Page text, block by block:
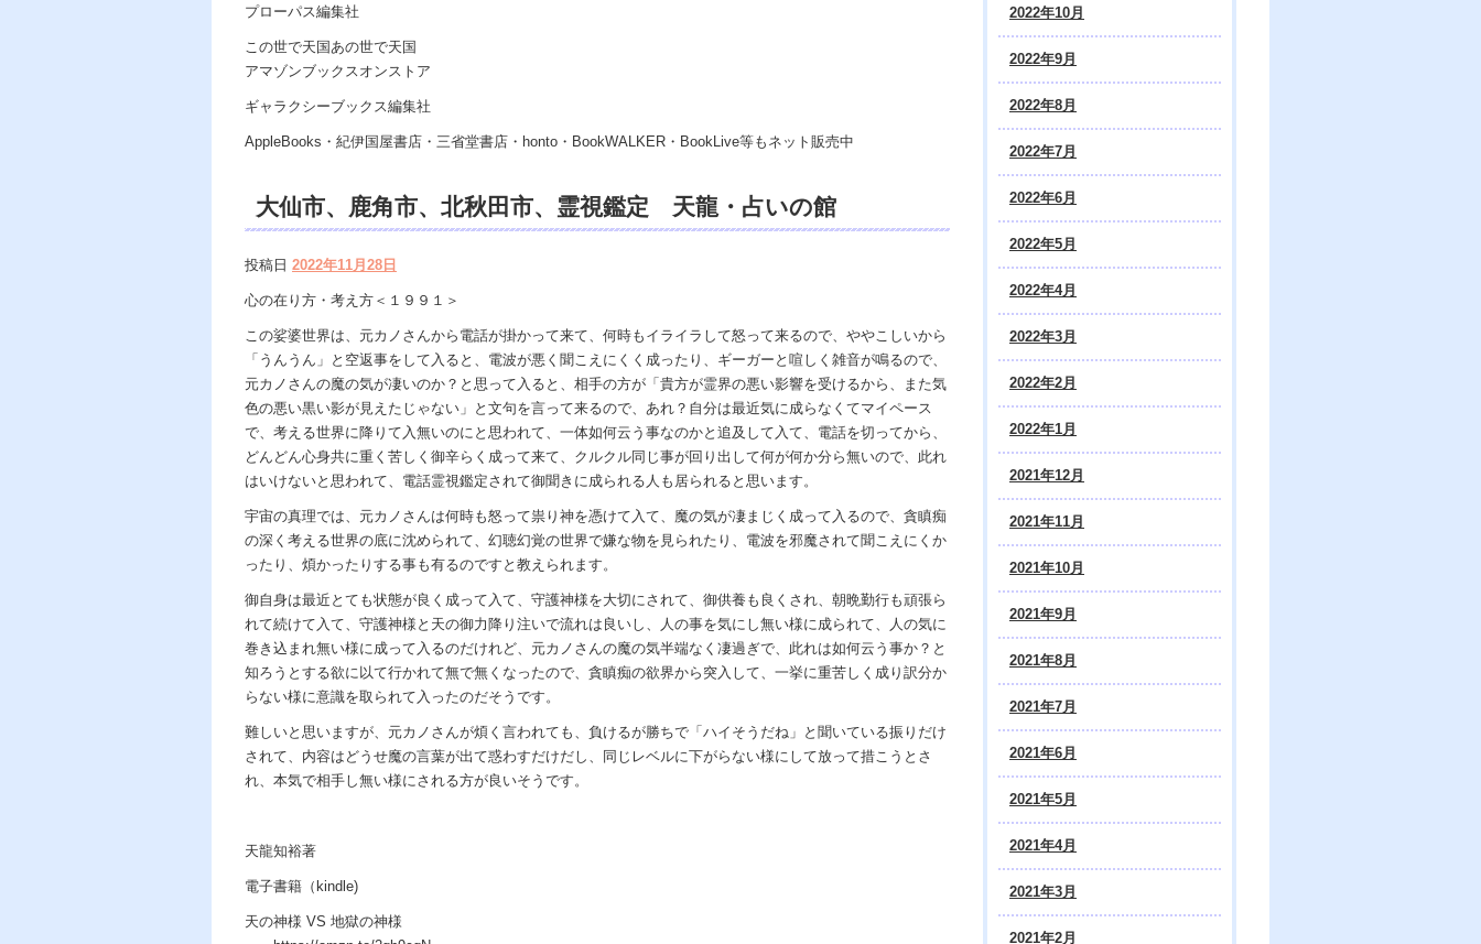
プローパス編集社
この世で天国あの世で天国
アマゾンブックスオンストア
ギャラクシーブックス編集社
AppleBooks・紀伊国屋書店・三省堂書店・honto・BookWALKER・BookLive等もネット販売中
大仙市、鹿角市、北秋田市、霊視鑑定 天龍・占いの館
セリング、霊能力、霊媒師、ヒーリング、電話鑑定、オンライ
ン、天龍知裕著、天の神様ｖｓ地獄の神様、宇宙の真理で未来は
希望の光、この世で天国 あの世で天国。
投稿日 2022年11月28日
心の在り方・考え方＜１９９１＞
この娑婆世界は、元カノさんから電話が掛かって来て、何時もイライラして怒って来るので、ややこしいから
「うんうん」と空返事をして入ると、電波が悪く聞こえにくく成ったり、ギーガーと喧しく雑音が鳴るので、
元カノさんの魔の気が凄いのか？と思って入ると、相手の方が「貴方が霊界の悪い影響を受けるから、また気
色の悪い黒い影が見えたじゃない」と文句を言って来るので、あれ？自分は最近気に成らなくてマイペース
で、考える世界に降りて入無いのにと思われて、一体如何云う事なのかと追及して入て、電話を切ってから、
どんどん心身共に重く苦しく御辛らく成って来て、クルクル同じ事が回り出して何が何か分ら無いので、此れ
はいけないと思われて、電話霊視鑑定されて御聞きに成られる人も居られると思います。
宇宙の真理では、元カノさんは何時も怒って祟り神を憑けて入て、魔の気が凄まじく成って入るので、貪瞋痴
の深く考える世界の底に沈められて、幻聴幻覚の世界で嫌な物を見られたり、電波を邪魔されて聞こえにくか
ったり、煩かったりする事も有るのですと教えられます。
御自身は最近とても状態が良く成って入て、守護神様を大切にされて、御供養も良くされ、朝晩勤行も頑張ら
れて続けて入て、守護神様と天の御力降り注いで流れは良いし、人の事を気にし無い様に成られて、人の気に
巻き込まれ無い様に成って入るのだけれど、元カノさんの魔の気半端なく凄過ぎで、此れは如何云う事か？と
知ろうとする欲に以て行かれて無で無くなったので、貪瞋痴の欲界から突入して、一挙に重苦しく成り訳分か
らない様に意識を取られて入ったのだそうです。
難しいと思いますが、元カノさんが煩く言われても、負けるが勝ちで「ハイそうだね」と聞いている振りだけ
されて、内容はどうせ魔の言葉が出て惑わすだけだし、同じレベルに下がらない様にして放って措こうとさ
れ、本気で相手し無い様にされる方が良いそうです。
天龍知裕著
電子書籍（kindle)
天の神様 VS 地獄の神様
2022年10月
2022年9月
2022年8月
2022年7月
2022年6月
2022年5月
2022年4月
2022年3月
2022年2月
2022年1月
2021年12月
2021年11月
2021年10月
2021年9月
2021年8月
2021年7月
2021年6月
2021年5月
2021年4月
2021年3月
2021年2月